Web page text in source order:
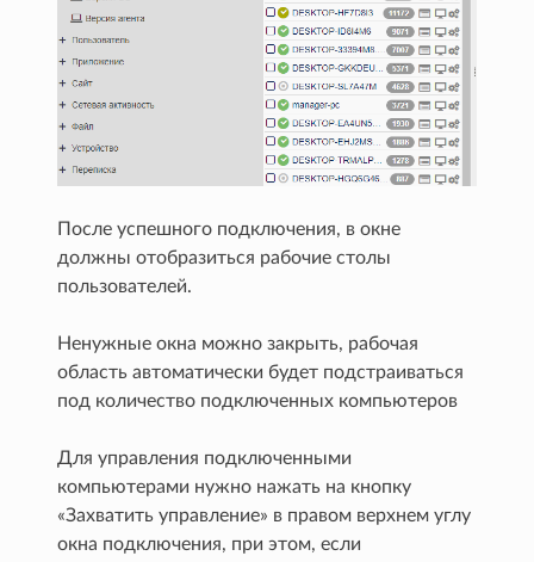
После успешного подключения, в окне
должны отобразиться рабочие столы
пользователей.
Ненужные окна можно закрыть, рабочая
область автоматически будет подстраиваться
под количество подключенных компьютеров
Для управления подключенными
компьютерами нужно нажать на кнопку
«Захватить управление» в правом верхнем углу
окна подключения, при этом, если